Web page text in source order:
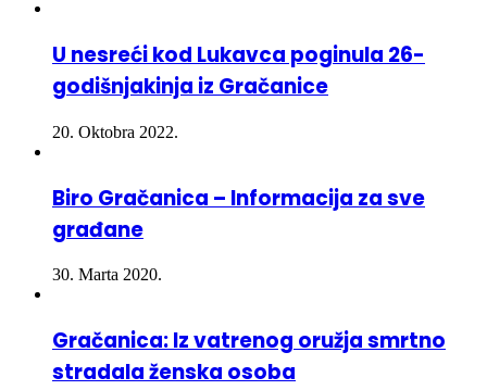
U nesreći kod Lukavca poginula 26-
godišnjakinja iz Gračanice
20. Oktobra 2022.
Biro Gračanica – Informacija za sve
građane
30. Marta 2020.
Gračanica: Iz vatrenog oružja smrtno
stradala ženska osoba